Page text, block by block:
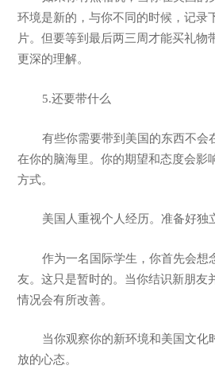
环境是新的，与你不同的时候，记录
片。但要等到最后两三周才能买礼物
更深的理解。
5.还要带什么
有些你需要带到美国的东西不会
在你的脑海里。你的期望和态度会影
方式。
美国人重视个人经历。准备好独
作为一名国际学生，你首先会想
友。这只是暂时的。当你结识新朋友
情况会有所改善。
当你观察你的新环境和美国文化
放的心态。